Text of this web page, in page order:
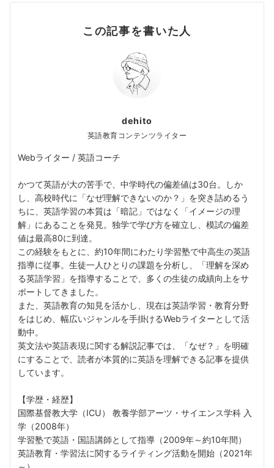
この記事を書いた人
dehito
英語教育コンテンツライター
Webライター / 英語コーチ
かつて英語が大の苦手で、中学時代の偏差値は30台。しか
し、高校時代に「なぜ理解できないのか？」を突き詰めるう
ちに、英語学習の本質は「暗記」ではなく「イメージの理
解」にあることを発見。独学で学び方を確立し、模試の偏差
値は最高80に到達。
この経験をもとに、約10年間にわたり学習塾で中高生の英語
指導に従事。生徒一人ひとりの課題を分析し、「理解を深め
る英語学習」を指導することで、多くの生徒の成績向上をサ
ポートしてきました。
また、英語教育の知見を活かし、現在は英語学習・教育分野
をはじめ、幅広いジャンルを手掛けるWebライターとして活
動中。
英文法や英語表現に関する解説記事では、「なぜ？」を明確
にすることで、読者が本質的に英語を理解できる記事を提供
しています。
【学歴・経歴】
国際基督教大学（ICU） 教養学部アーツ・サイエンス学科 入
学（2008年）
学習塾で英語・国語講師として指導（2009年～約10年間）
英語教育・学習法に関するライティング活動を開始（2021年